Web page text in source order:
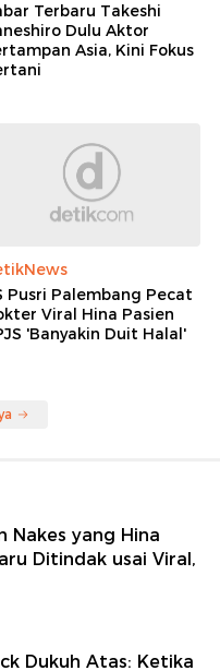
Terbaru Takeshi
Dulu Aktor
Asia, Kini Fokus
Pusri Palembang Pecat
Viral Hina Pasien
'Banyakin Duit Halal'
Nakes yang Hina
Ditindak usai Viral,
Dukuh Atas: Ketika